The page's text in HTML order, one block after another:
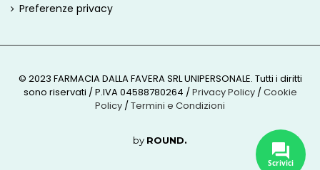
Preferenze privacy
© 2023 FARMACIA DALLA FAVERA SRL UNIPERSONALE. Tutti i diritti
sono riservati / P.IVA 04588780264 /Privacy Policy/Cookie
Policy /Termini e Condizioni
by ROUND.
Scrivici